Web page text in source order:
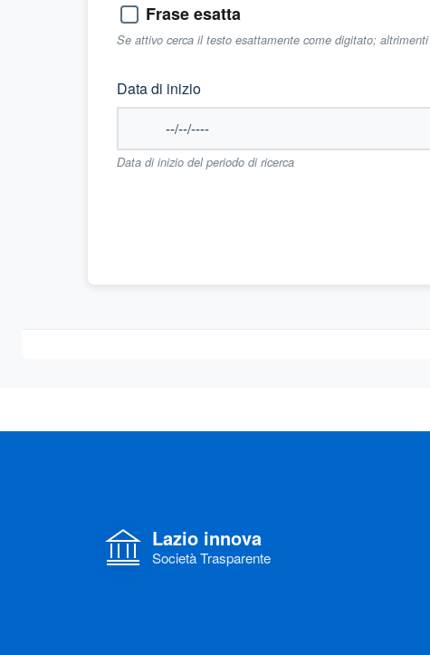
Frase esatta
Se attivo cerca il testo esattamente come digitato;
Data di inizio
Data di inizio del periodo di ricerca
Lazio innova
Società Trasparente